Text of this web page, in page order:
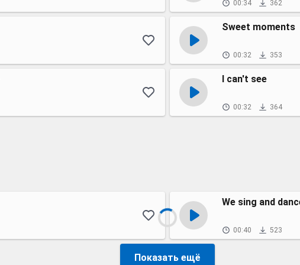
00:34 362
Sweet moments
00:32 353
I can't see
00:32 364
We sing and
00:40 523
Показать ещё